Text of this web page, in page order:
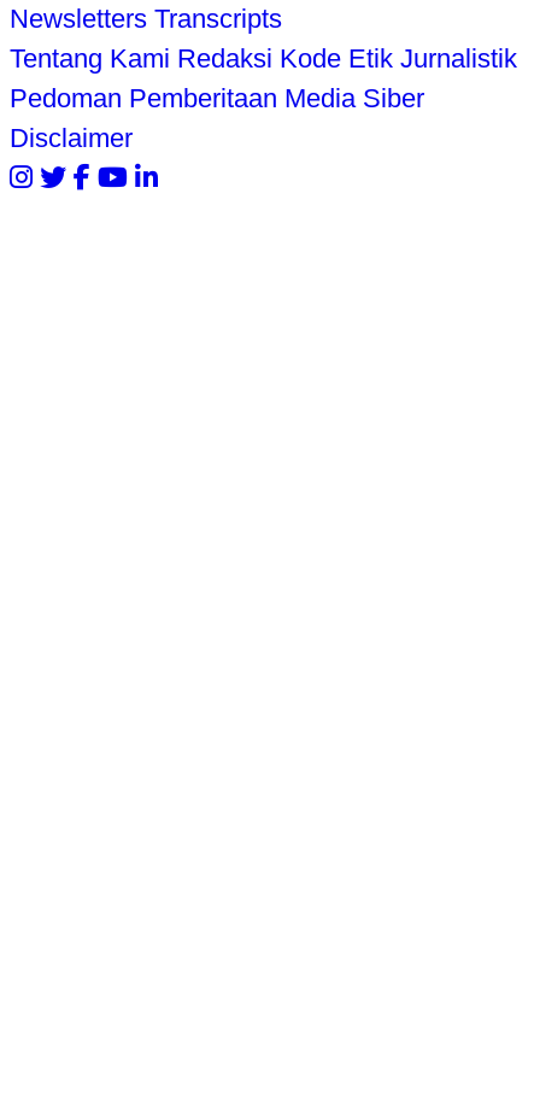
Newsletters Transcripts
Tentang Kami Redaksi Kode Etik Jurnalistik
Pedoman Pemberitaan Media Siber
Disclaimer